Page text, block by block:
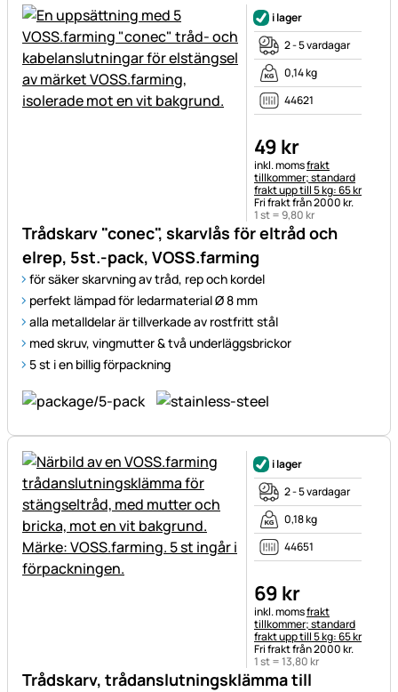
Trådskarv "conec", skarvlås för eltråd och
elrep, 5st.-pack, VOSS.farming
för säker skarvning av tråd, rep och kordel
perfekt lämpad för ledarmaterial Ø 8 mm
alla metalldelar är tillverkade av rostfritt stål
med skruv, vingmutter & två underläggsbrickor
5 st i en billig förpackning
i lager
2 - 5 vardagar
0,14 kg
44621
49 kr
Skatteinformation:
inkl. momsfrakt
tillkommer; standard
frakt upp till 5 kg: 65 kr
Fri frakt från 2000 kr.
1 st =9,80kr
Trådskarv, trådanslutningsklämma till
i lager
2 - 5 vardagar
0,18 kg
44651
69 kr
Skatteinformation:
inkl. momsfrakt
tillkommer; standard
frakt upp till 5 kg: 65 kr
Fri frakt från 2000 kr.
1 st =13,80kr